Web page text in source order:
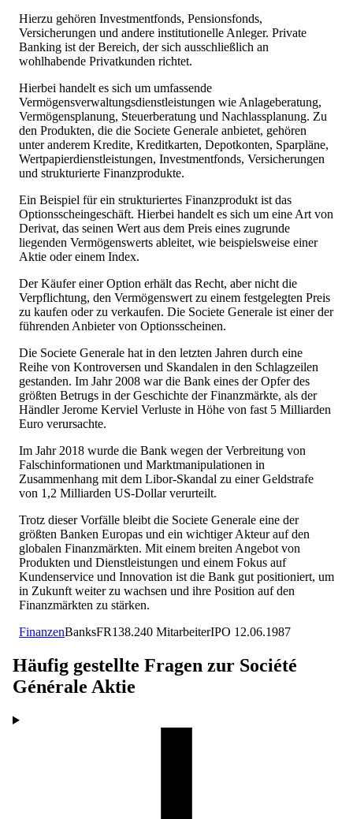
Hierzu gehören Investmentfonds, Pensionsfonds,
Versicherungen und andere institutionelle Anleger. Private
Banking ist der Bereich, der sich ausschließlich an
wohlhabende Privatkunden richtet.
Hierbei handelt es sich um umfassende
Vermögensverwaltungsdienstleistungen wie Anlageberatung,
Vermögensplanung, Steuerberatung und Nachlassplanung. Zu
den Produkten, die die Societe Generale anbietet, gehören
unter anderem Kredite, Kreditkarten, Depotkonten, Sparpläne,
Wertpapierdienstleistungen, Investmentfonds, Versicherungen
und strukturierte Finanzprodukte.
Ein Beispiel für ein strukturiertes Finanzprodukt ist das
Optionsscheingeschäft. Hierbei handelt es sich um eine Art von
Derivat, das seinen Wert aus dem Preis eines zugrunde
liegenden Vermögenswerts ableitet, wie beispielsweise einer
Aktie oder einem Index.
Der Käufer einer Option erhält das Recht, aber nicht die
Verpflichtung, den Vermögenswert zu einem festgelegten Preis
zu kaufen oder zu verkaufen. Die Societe Generale ist einer der
führenden Anbieter von Optionsscheinen.
Die Societe Generale hat in den letzten Jahren durch eine
Reihe von Kontroversen und Skandalen in den Schlagzeilen
gestanden. Im Jahr 2008 war die Bank eines der Opfer des
größten Betrugs in der Geschichte der Finanzmärkte, als der
Händler Jerome Kerviel Verluste in Höhe von fast 5 Milliarden
Euro verursachte.
Im Jahr 2018 wurde die Bank wegen der Verbreitung von
Falschinformationen und Marktmanipulationen in
Zusammenhang mit dem Libor-Skandal zu einer Geldstrafe
von 1,2 Milliarden US-Dollar verurteilt.
Trotz dieser Vorfälle bleibt die Societe Generale eine der
größten Banken Europas und ein wichtiger Akteur auf den
globalen Finanzmärkten. Mit einem breiten Angebot von
Produkten und Dienstleistungen und einem Fokus auf
Kundenservice und Innovation ist die Bank gut positioniert, um
in Zukunft weiter zu wachsen und ihre Position auf den
Finanzmärkten zu stärken.
FinanzenBanksFR138.240 MitarbeiterIPO 12.06.1987
Häufig gestellte Fragen zur Société
Générale Aktie